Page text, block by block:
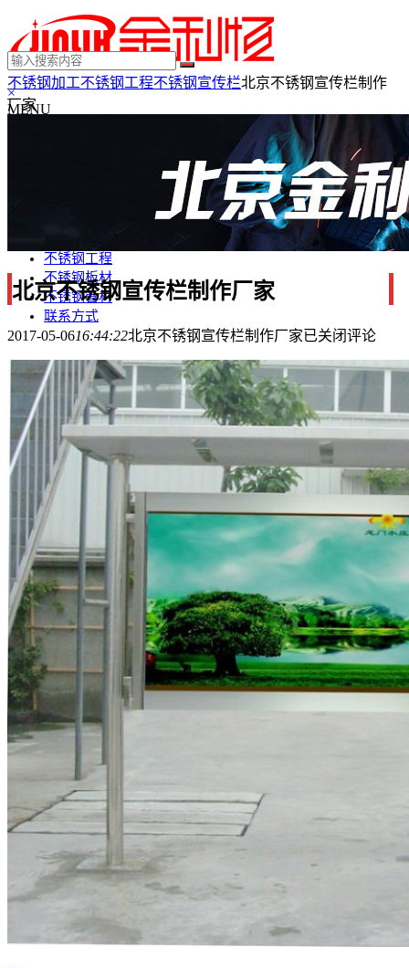
×
MENU
不锈钢踢脚线
不锈钢电梯门套
不锈钢工程
不锈钢板材
不锈钢管材
联系方式
不锈钢加工不锈钢工程不锈钢宣传栏北京不锈钢宣传栏制作
厂家
北京不锈钢宣传栏制作厂家
2017-05-0616:44:22北京不锈钢宣传栏制作厂家已关闭评论